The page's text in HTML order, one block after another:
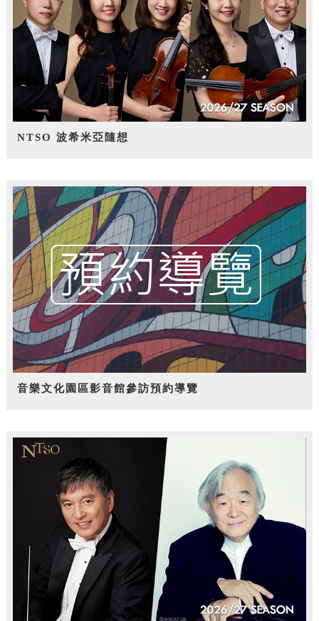
NTSO 波希米亞隨想
音樂文化園區影音館參訪預約導覽